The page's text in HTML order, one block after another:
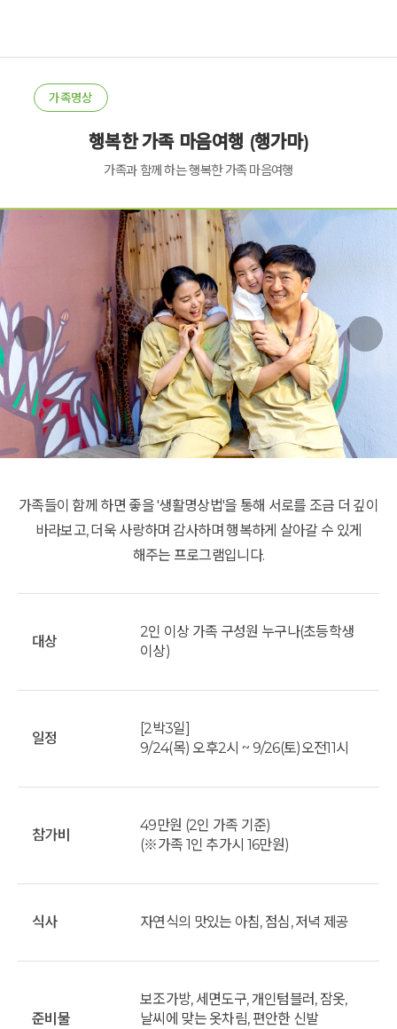
가족명상
행복한 가족 마음여행 (행가마)
가족과 함께 하는 행복한 가족 마음여행
가족들이 함께 하면 좋을 '생활명상법'을 통해 서로를 조금 더 깊이
바라보고, 더욱 사랑하며 감사하며 행복하게 살아갈 수 있게
해주는 프로그램입니다.
대상
2인 이상 가족 구성원 누구나(초등학생
이상)
일정
[2박3일]
9/24(목) 오후2시 ~ 9/26(토)오전11시
참가비
49만원 (2인 가족 기준)
(※가족 1인 추가시 16만원)
식사 자연식의 맛있는 아침, 점심, 저녁 제공
준비물
보조가방, 세면도구, 개인텀블러, 잠옷,
날씨에 맞는 옷차림, 편안한 신발